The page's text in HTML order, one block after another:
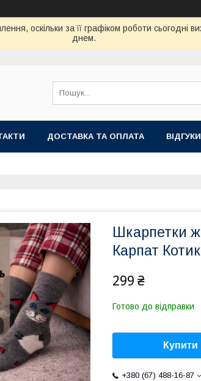
оскільки за її графіком роботи
днем.
ДОСТАВКА ТА ОПЛАТА ВIДГУКИ
Шкарпетки
Карпат
299 ₴
Готово до відправки
Купити
+380 (67) 488-16-87